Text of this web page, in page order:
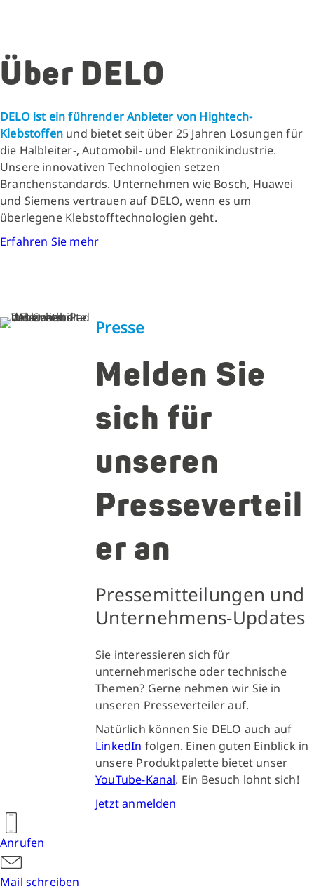
Über DELO
DELO ist ein führender Anbieter von Hightech-
Klebstoffenund bietet seit über 25 Jahren Lösungen für
die Halbleiter-, Automobil- und Elektronikindustrie.
Unsere innovativen Technologien setzen
Branchenstandards. Unternehmen wie Bosch, Huawei
und Siemens vertrauen auf DELO, wenn es um
überlegene Klebstofftechnologien geht.
Erfahren Sie mehr
Presse
Melden Sie
sich für
unseren
Presseverteil
er an
Pressemitteilungen und
Unternehmens-Updates
Sie interessieren sich für
unternehmerische oder technische
Themen? Gerne nehmen wir Sie in
unseren Presseverteiler auf.
Natürlich können Sie DELO auch auf
LinkedIn folgen. Einen guten Einblick in
unsere Produktpalette bietet unser
YouTube-Kanal. Ein Besuch lohnt sich!
Jetzt anmelden
Anrufen
Mail schreiben